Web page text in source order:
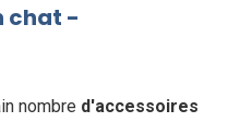
chat -
nombre d'accessoires